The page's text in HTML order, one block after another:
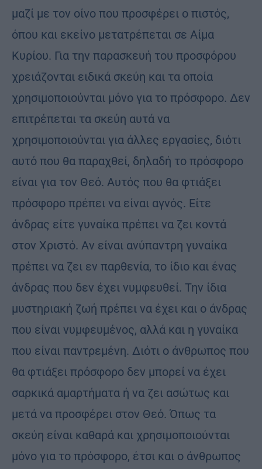
μαζί με τον οίνο που προσφέρει ο πιστός,
όπου και εκείνο μετατρέπεται σε Αίμα
Κυρίου. Για την παρασκευή του προσφόρου
χρειάζονται ειδικά σκεύη και τα οποία
χρησιμοποιούνται μόνο για το πρόσφορο. Δεν
επιτρέπεται τα σκεύη αυτά να
χρησιμοποιούνται για άλλες εργασίες, διότι
αυτό που θα παραχθεί, δηλαδή το πρόσφορο
είναι για τον Θεό. Αυτός που θα φτιάξει
πρόσφορο πρέπει να είναι αγνός. Είτε
άνδρας είτε γυναίκα πρέπει να ζει κοντά
στον Χριστό. Αν είναι ανύπαντρη γυναίκα
πρέπει να ζει εν παρθενία, το ίδιο και ένας
άνδρας που δεν έχει νυμφευθεί. Την ίδια
μυστηριακή ζωή πρέπει να έχει και ο άνδρας
που είναι νυμφευμένος, αλλά και η γυναίκα
που είναι παντρεμένη. Διότι ο άνθρωπος που
θα φτιάξει πρόσφορο δεν μπορεί να έχει
σαρκικά αμαρτήματα ή να ζει ασώτως και
μετά να προσφέρει στον Θεό. Όπως τα
σκεύη είναι καθαρά και χρησιμοποιούνται
μόνο για το πρόσφορο, έτσι και ο άνθρωπος